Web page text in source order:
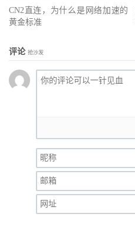
CN2直连，为什么是网络加速的
黄金标准
评论 抢沙发